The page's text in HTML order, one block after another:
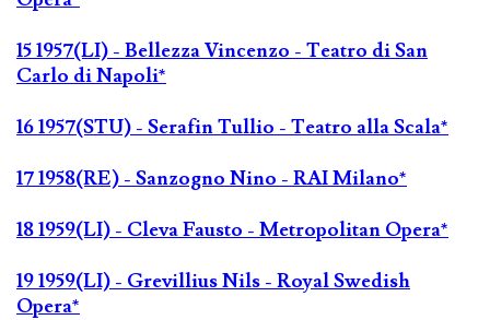
15 1957(LI) - Bellezza Vincenzo - Teatro di San
Carlo di Napoli*
16 1957(STU) - Serafin Tullio - Teatro alla Scala*
17 1958(RE) - Sanzogno Nino - RAI Milano*
18 1959(LI) - Cleva Fausto - Metropolitan Opera*
19 1959(LI) - Grevillius Nils - Royal Swedish
Opera*